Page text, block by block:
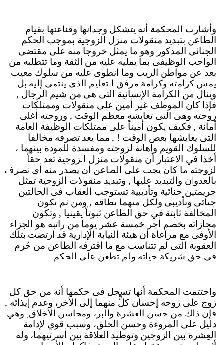
وأشارت المحكمة أنه يتشكل وجدانها وقناعتها بقيام
الطاعن بتبديد منقولات منزل الزوجية بموجب الحكم
الجنائى المذكور وهو ما يمثل خروجا منه على مقتضى
الواجب الوظيفى بما يمليه عليه من الثقة وما تتطلبه من
بعد عن مواطن الريب وما انطوى عليه من سلوك معيب
يمس كرامته وكرامة مرفق التعليم الذى ينتمى إليه بل
وينال من الكرامة الإنسانية التى هى من شيم الرجال ,
فإذا كان الموظف غير أمين على منقولات وممتلكات
زوجته وهى التى تعايشه معظم الوقت , وزوجته أغلى
أمانة , فكيف يكون أميناً على ممتلكات الوظيفة العامة
التى يعايشها بعض الوقت ! , مما يعد تصرفه مخالفا
للسلوك القويم وإهانة لزوجته ومفسدة للمودة بينهما ،
أخذا في الاعتبار أن منقولات منزل الزوجية تعد حقاً
لزوجته ما كان يجب على الطاعن أن يصدر منه أى تصرف
بالعدوان والتبديد عليها , وتبديد منقولات الزوجية تمثل
جريمتين جنائية وتأديبية تستوجب العقاب فى الحالتين
جنائى وتأديبى ولكل منهما نطاقه , ومن ثم تكون
المخالفة ثابتة في حق الطاعن ثبوتاً يقينيا , وتكون
مجازاته بخصم أجر خمسة عشر يوما من راتبه هو الجزاء
الأوفى مع مراعاة أن هيئة النيابة الإدارية قد ارتضت بتلك
العقوبة التى لم تتناسب مع ما اقترفه الطاعن من جُرم
فى حق شريكة حياته ولم تطعن على الحكم .
واختتمت المحكمة أنها تسجل فى حكمها أنه من حق كل
زوج على زوجه إحسان كلٍّ منهما إلى الأخر، وعدم إيذائه ,
فإن ذلك من حسن العشرة والبر، ومحاسن الأخلاق, وهي
دليل على المروءة وحسن الخلق، وسبب قوي لإدامة
العِشرة بين الزوجين وتوطيد العلاقة بين أسرتيهما، وله